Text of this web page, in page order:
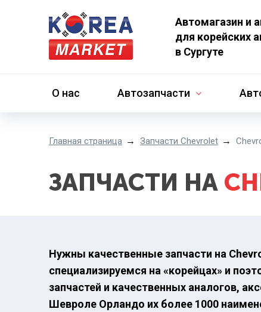
Автомагазин и
для корейских
в Сургуте
О нас Автозапчасти
Главная страница Запчасти Chevrolet
ЗАПЧАСТИ НА
Нужны качественные запчасти на
специализируемся на «корейцах» и
запчастей и качественных аналогов,
Шевроле Орландо их более 1000